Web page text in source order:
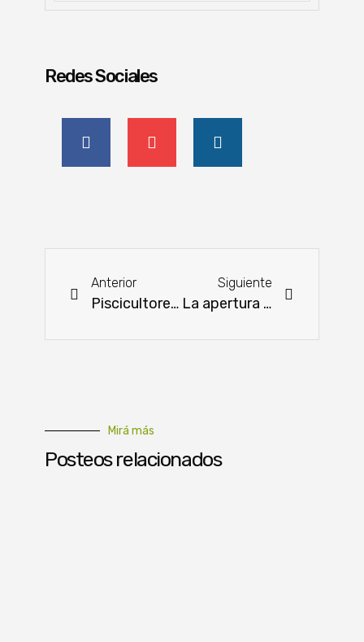
Redes Sociales
Anterior
Piscicultores de Itapúa reciben alevines para fortalecer producción de peces en estanque
Siguiente
La apertura del mercado chino para la exportación de carne es fundamental, menciona la ARP
Mirá más
Posteos relacionados